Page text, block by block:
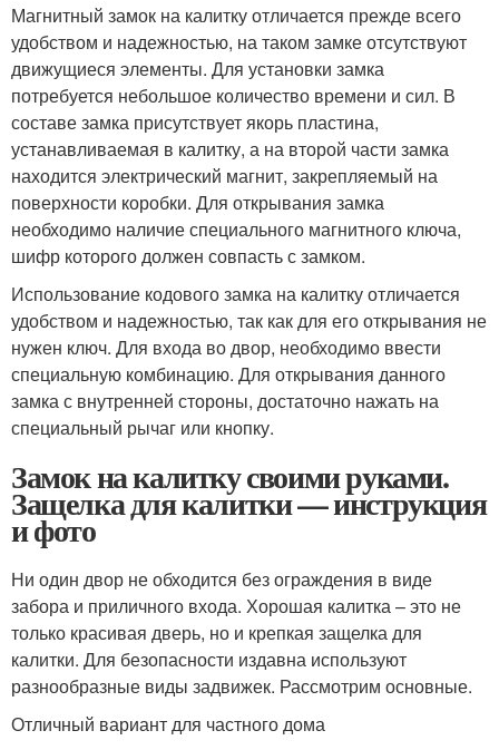
Магнитный замок на калитку отличается прежде всего
удобством и надежностью, на таком замке отсутствуют
движущиеся элементы. Для установки замка
потребуется небольшое количество времени и сил. В
составе замка присутствует якорь пластина,
устанавливаемая в калитку, а на второй части замка
находится электрический магнит, закрепляемый на
поверхности коробки. Для открывания замка
необходимо наличие специального магнитного ключа,
шифр которого должен совпасть с замком.
Использование кодового замка на калитку отличается
удобством и надежностью, так как для его открывания не
нужен ключ. Для входа во двор, необходимо ввести
специальную комбинацию. Для открывания данного
замка с внутренней стороны, достаточно нажать на
специальный рычаг или кнопку.
Замок на калитку своими руками.
Защелка для калитки — инструкция
и фото
Ни один двор не обходится без ограждения в виде
забора и приличного входа. Хорошая калитка – это не
только красивая дверь, но и крепкая защелка для
калитки. Для безопасности издавна используют
разнообразные виды задвижек. Рассмотрим основные.
Отличный вариант для частного дома